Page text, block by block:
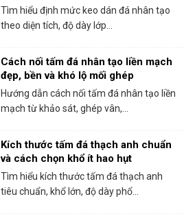
Tìm hiểu định mức keo dán đá nhân tạo
theo diện tích, độ dày lớp...
Cách nối tấm đá nhân tạo liền mạch
đẹp, bền và khó lộ mối ghép
Hướng dẫn cách nối tấm đá nhân tạo liền
mạch từ khảo sát, ghép vân,...
Kích thước tấm đá thạch anh chuẩn
và cách chọn khổ ít hao hụt
Tìm hiểu kích thước tấm đá thạch anh
tiêu chuẩn, khổ lớn, độ dày phổ...